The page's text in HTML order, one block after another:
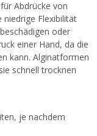
Abdrücke von
niedrige Flexibilität
oder
einer Hand, da die
kann. Alginatformen
schnell trocknen
je nachdem